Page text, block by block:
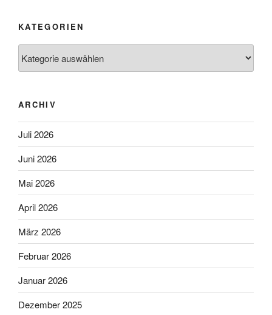
KATEGORIEN
ARCHIV
Juli 2026
Juni 2026
Mai 2026
April 2026
März 2026
Februar 2026
Januar 2026
Dezember 2025